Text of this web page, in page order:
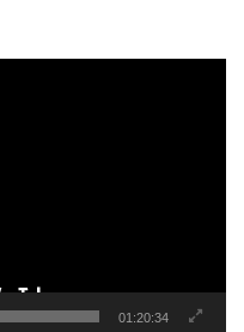
01:20:34